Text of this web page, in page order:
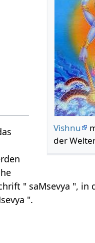
Vishnu
der
" saMsevya ", in
".